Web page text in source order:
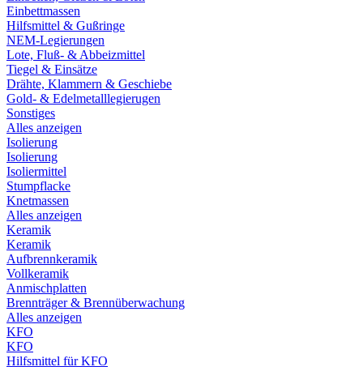
Einbettmassen
Hilfsmittel & Gußringe
NEM-Legierungen
Lote, Fluß- & Abbeizmittel
Tiegel & Einsätze
Drähte, Klammern & Geschiebe
Gold- & Edelmetalllegierugen
Sonstiges
Alles anzeigen
Isolierung
Isolierung
Isoliermittel
Stumpflacke
Knetmassen
Alles anzeigen
Keramik
Keramik
Aufbrennkeramik
Vollkeramik
Anmischplatten
Brennträger & Brennüberwachung
Alles anzeigen
KFO
KFO
Hilfsmittel für KFO